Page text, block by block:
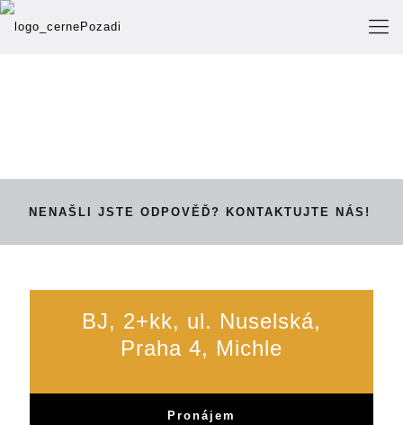
NENAŠLI JSTE ODPOVĚĎ? KONTAKTUJTE NÁS!
BJ, 2+kk, ul. Nuselská,
Praha 4, Michle
Pronájem